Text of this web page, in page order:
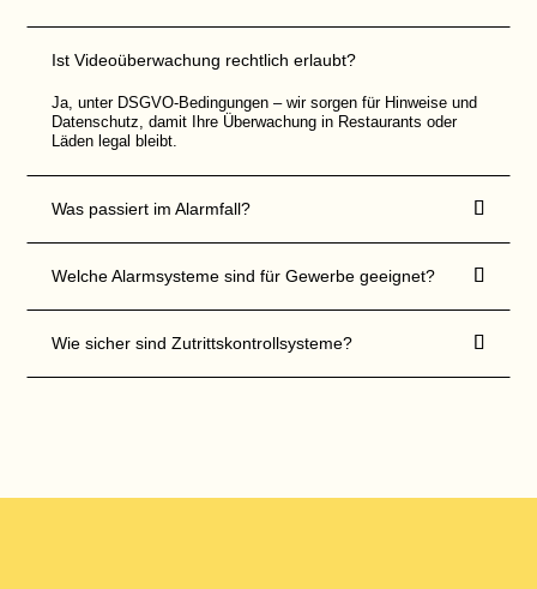
i
h
a
u
s
g
ü
l
w
r
e
Ist Videoüberwachung rechtlich erlaubt?
Ja, unter DSGVO-Bedingungen – wir sorgen für Hinweise und
Datenschutz, damit Ihre Überwachung in Restaurants oder
Läden legal bleibt.

Was passiert im Alarmfall?

Welche Alarmsysteme sind für Gewerbe geeignet?

Wie sicher sind Zutrittskontrollsysteme?